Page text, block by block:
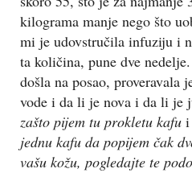
kilograma manje nego što
mi je udovstručila infuziju i
ta količina, pune dve
došla na posao, proveravala
vode i da li je nova i da li je
zašto pijem tu prokletu kafu i
jednu kafu da popijem čak
vašu kožu, pogledajte te